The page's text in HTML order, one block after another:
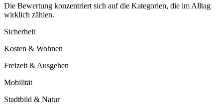
Die Bewertung konzentriert sich auf die Kategorien, die im Alltag
wirklich zählen.
Sicherheit
Kosten & Wohnen
Freizeit & Ausgehen
Mobilität
Stadtbild & Natur